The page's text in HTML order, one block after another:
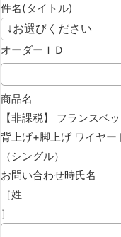
件名(タイトル)
オーダーＩＤ
商品名
【非課税】 フランスベ
背上げ+脚上げ ワイヤー
（シングル）
お問い合わせ時氏名
［姓
］